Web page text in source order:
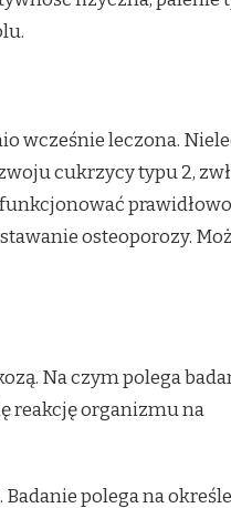
wcześnie leczona.
cukrzycy typu 2,
osteoporozy.
Na czym polega
reakcję organizmu na
polega na